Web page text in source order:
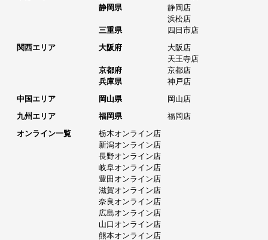
静岡県
静岡店
浜松店
三重県
四日市店
関西エリア
大阪府
大阪店
天王寺店
京都府
京都店
兵庫県
神戸店
中国エリア
岡山県
岡山店
九州エリア
福岡県
福岡店
オンライン一覧
栃木オンライン店
新潟オンライン店
長野オンライン店
岐阜オンライン店
豊田オンライン店
滋賀オンライン店
奈良オンライン店
広島オンライン店
山口オンライン店
熊本オンライン店